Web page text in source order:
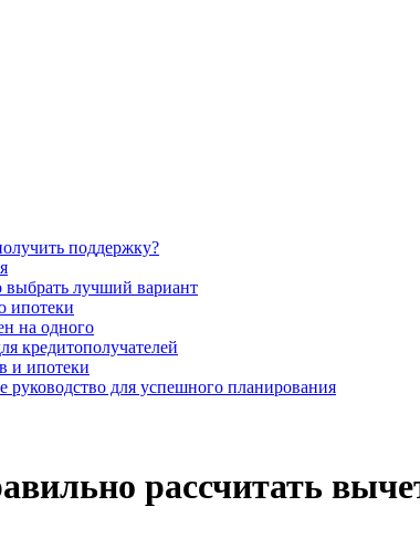
поддержку?
выбрать лучший вариант
ипотеки
на одного
кредитополучателей
и ипотеки
для успешного планирования
рассчитать